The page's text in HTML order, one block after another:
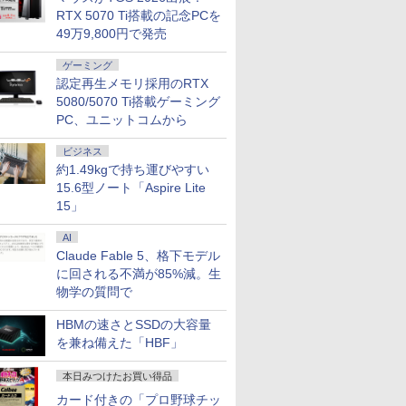
RTX 5070 Ti搭載の記念PCを
49万9,800円で発売
ゲーミング
認定再生メモリ採用のRTX
5080/5070 Ti搭載ゲーミング
PC、ユニットコムから
ビジネス
約1.49kgで持ち運びやすい
15.6型ノート「Aspire Lite
15」
AI
Claude Fable 5、格下モデル
に回される不満が85%減。生
物学の質問で
HBMの速さとSSDの大容量
を兼ね備えた「HBF」
本日みつけたお買い得品
カード付きの「プロ野球チッ